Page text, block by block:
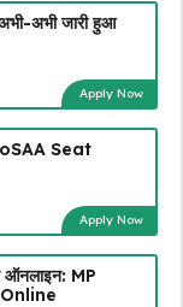
अभी जारी हुआ
Apply Now
Seat
Apply Now
ऑनलाइन: MP